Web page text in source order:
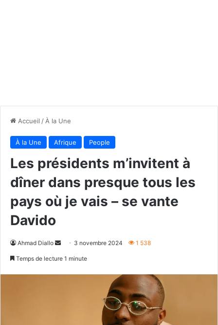
Accueil / À la Une
À la Une Afrique People
Les présidents m’invitent à
dîner dans presque tous les
pays où je vais – se vante
Davido
Ahmad Diallo
Envoyer3 novembre 2024 1 538
Temps de lecture 1 minute